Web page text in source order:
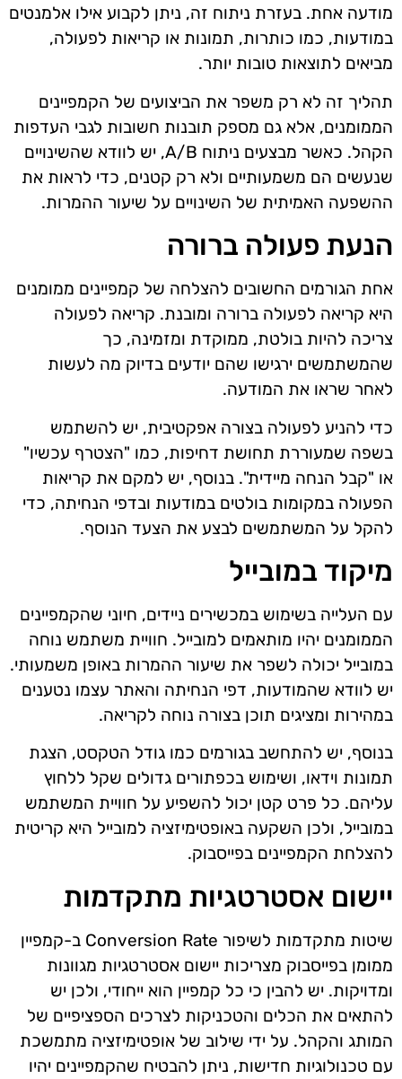
מודעה אחת. בעזרת ניתוח זה, ניתן לקבוע אילו אלמנטים
במודעות, כמו כותרות, תמונות או קריאות לפעולה,
מביאים לתוצאות טובות יותר.
תהליך זה לא רק משפר את הביצועים של הקמפיינים
הממומנים, אלא גם מספק תובנות חשובות לגבי העדפות
הקהל. כאשר מבצעים ניתוח A/B, יש לוודא שהשינויים
שנעשים הם משמעותיים ולא רק קטנים, כדי לראות את
ההשפעה האמיתית של השינויים על שיעור ההמרות.
הנעת פעולה ברורה
אחת הגורמים החשובים להצלחה של קמפיינים ממומנים
היא קריאה לפעולה ברורה ומובנת. קריאה לפעולה
צריכה להיות בולטת, ממוקדת ומזמינה, כך
שהמשתמשים ירגישו שהם יודעים בדיוק מה לעשות
לאחר שראו את המודעה.
כדי להניע לפעולה בצורה אפקטיבית, יש להשתמש
בשפה שמעוררת תחושת דחיפות, כמו "הצטרף עכשיו"
או "קבל הנחה מיידית". בנוסף, יש למקם את קריאות
הפעולה במקומות בולטים במודעות ובדפי הנחיתה, כדי
להקל על המשתמשים לבצע את הצעד הנוסף.
מיקוד במובייל
עם העלייה בשימוש במכשירים ניידים, חיוני שהקמפיינים
הממומנים יהיו מותאמים למובייל. חוויית משתמש נוחה
במובייל יכולה לשפר את שיעור ההמרות באופן משמעותי.
יש לוודא שהמודעות, דפי הנחיתה והאתר עצמו נטענים
במהירות ומציגים תוכן בצורה נוחה לקריאה.
בנוסף, יש להתחשב בגורמים כמו גודל הטקסט, הצגת
תמונות וידאו, ושימוש בכפתורים גדולים שקל ללחוץ
עליהם. כל פרט קטן יכול להשפיע על חוויית המשתמש
במובייל, ולכן השקעה באופטימיזציה למובייל היא קריטית
להצלחת הקמפיינים בפייסבוק.
יישום אסטרטגיות מתקדמות
שיטות מתקדמות לשיפור Conversion Rate ב-קמפיין
ממומן בפייסבוק מצריכות יישום אסטרטגיות מגוונות
ומדויקות. יש להבין כי כל קמפיין הוא ייחודי, ולכן יש
להתאים את הכלים והטכניקות לצרכים הספציפיים של
המותג והקהל. על ידי שילוב של אופטימיזציה מתמשכת
עם טכנולוגיות חדישות, ניתן להבטיח שהקמפיינים יהיו